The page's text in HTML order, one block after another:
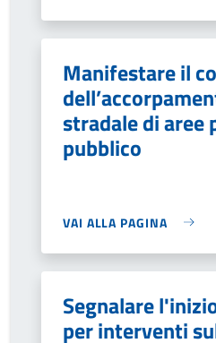
Manifestare il
stradale di aree
pubblico
VAI ALLA PAGINA
Segnalare
per interventi